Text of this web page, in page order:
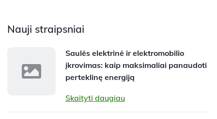
Nauji straipsniai
Saulės elektrinė ir elektromobilio
įkrovimas: kaip maksimaliai panaudoti
perteklinę energiją
Skaityti daugiau